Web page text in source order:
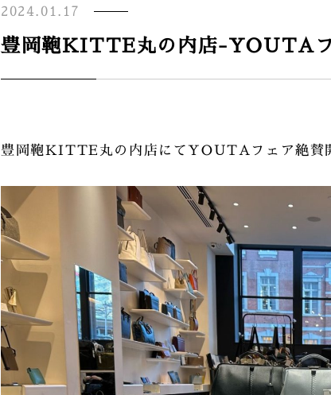
2024.01.17
豊岡鞄KITTE丸の内店-YOUTA
豊岡鞄KITTE丸の内店にてYOUTAフェア絶賛